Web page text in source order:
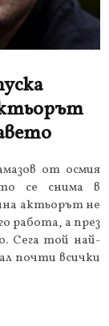
от осмия
се снима в
актьорът не
работа, а през
Сега той най-
почти всички